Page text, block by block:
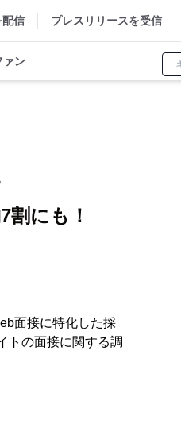
配信 プレスリリースを受信
ァン
割にも！
面接に特化した採
トの面接に関する調